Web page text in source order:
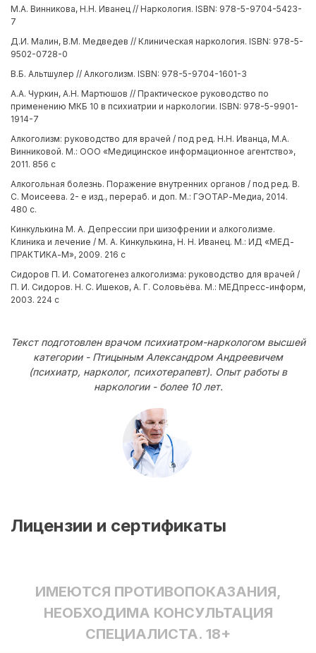
М.А. Винникова, Н.Н. Иванец // Наркология. ISBN: 978-5-9704-5423-
7
Д.И. Малин, В.М. Медведев // Клиническая наркология. ISBN: 978-5-
9502-0728-0
В.Б. Альтшулер // Алкоголизм. ISBN: 978-5-9704-1601-3
А.А. Чуркин, А.Н. Мартюшов // Практическое руководство по
применению МКБ 10 в психиатрии и наркологии. ISBN: 978-5-9901-
1914-7
Алкоголизм: руководство для врачей / под ред. Н.Н. Иванца, М.А.
Винниковой. М.: ООО «Медицинское информационное агентство»,
2011. 856 с
Алкогольная болезнь. Поражение внутренних органов / под ред. В.
С. Моисеева. 2- е изд., перераб. и доп. М.: ГЭОТАР-Медиа, 2014.
480 с.
Кинкулькина М. А. Депрессии при шизофрении и алкоголизме.
Клиника и лечение / М. А. Кинкулькина, Н. Н. Иванец. М.: ИД «МЕД-
ПРАКТИКА-М», 2009. 216 с
Сидоров П. И. Соматогенез алкоголизма: руководство для врачей /
П. И. Сидоров. Н. С. Ишеков, А. Г. Соловьёва. М.: МЕДпресс-информ,
2003. 224 с
Текст подготовлен врачом психиатром-наркологом высшей
категории - Птицыным Александром Андреевичем
(психиатр, нарколог, психотерапевт). Опыт работы в
наркологии - более 10 лет.
Лицензии и сертификаты
ИМЕЮТСЯ ПРОТИВОПОКАЗАНИЯ,
НЕОБХОДИМА КОНСУЛЬТАЦИЯ
СПЕЦИАЛИСТА. 18+